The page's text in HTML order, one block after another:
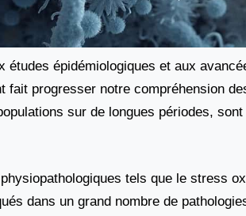
études épidémiologiques et aux
fait progresser notre compréhension
sur de longues périodes,
tels que le stress
dans un grand nombre de